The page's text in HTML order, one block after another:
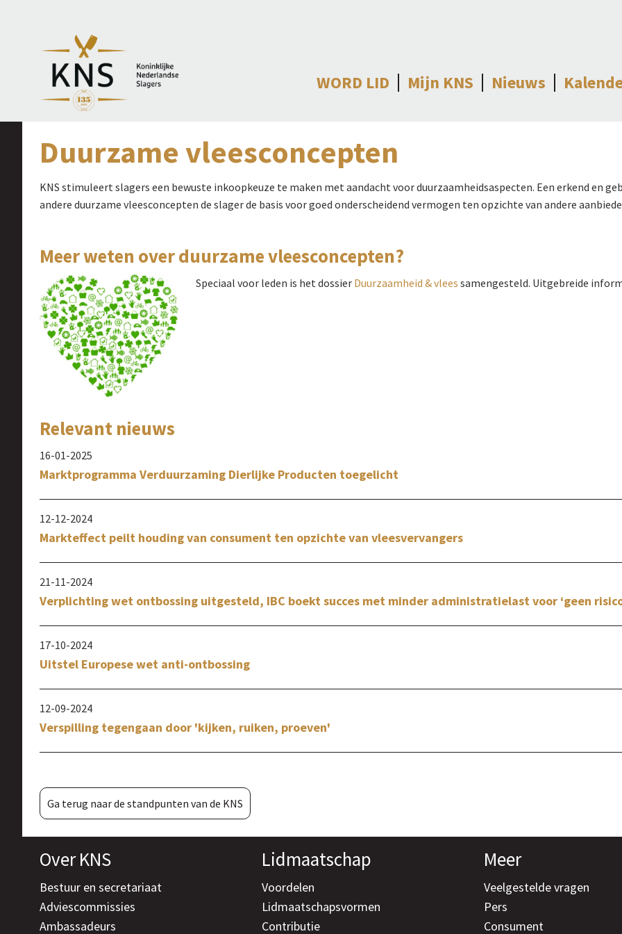
WORD LID Mijn KNS Nieuws
Duurzame vleesconcepten
KNS stimuleert slagers een bewuste inkoopkeuze te maken met aandacht voor duurzaamheidsaspecten. Een erkend en
andere duurzame vleesconcepten de slager de basis voor goed onderscheidend vermogen ten opzichte van andere
Meer weten over duurzame vleesconcepten?
Speciaal voor leden is het dossier Duurzaamheid & vlees samengesteld. Uitgebreide
Relevant nieuws
16-01-2025
Marktprogramma Verduurzaming Dierlijke Producten toegelicht
12-12-2024
Markteffect peilt houding van consument ten opzichte van vleesvervangers
21-11-2024
Verplichting wet ontbossing uitgesteld, IBC boekt succes met minder administratielast voor ‘geen
17-10-2024
Uitstel Europese wet anti-ontbossing
12-09-2024
Verspilling tegengaan door 'kijken, ruiken, proeven'
Ga terug naar de standpunten van de KNS
Over KNS
Bestuur en secretariaat
Adviescommissies
Ambassadeurs
Lidmaatschap
Voordelen
Lidmaatschapsvormen
Contributie
Meer
Veelgestelde vragen
Pers
Consument